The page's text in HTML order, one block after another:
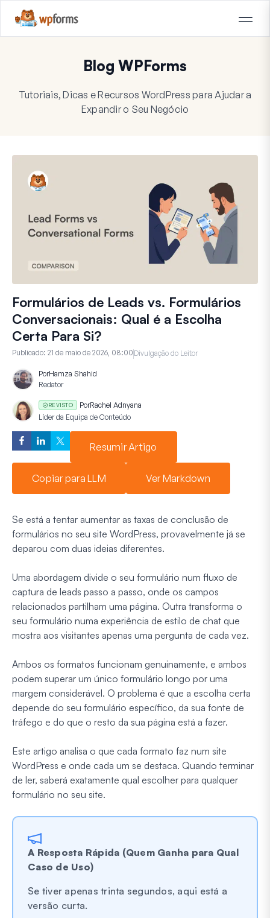
Blog WPForms
Tutoriais, Dicas e Recursos WordPress para Ajudar a
Expandir o Seu Negócio
Formulários de Leads vs. Formulários
Conversacionais: Qual é a Escolha
Certa Para Si?
Publicado: 21 de maio de 2026, 08:00 Divulgação do Leitor
PorHamza Shahid
Redator
REVISTO PorRachel Adnyana
Líder da Equipa de Conteúdo
Resumir Artigo
Copiar para LLM Ver Markdown
Se está a tentar aumentar as taxas de conclusão de
formulários no seu site WordPress, provavelmente já se
deparou com duas ideias diferentes.
Uma abordagem divide o seu formulário num fluxo de
captura de leads passo a passo, onde os campos
relacionados partilham uma página. Outra transforma o
seu formulário numa experiência de estilo de chat que
mostra aos visitantes apenas uma pergunta de cada vez.
Ambos os formatos funcionam genuinamente, e ambos
podem superar um único formulário longo por uma
margem considerável. O problema é que a escolha certa
depende do seu formulário específico, da sua fonte de
tráfego e do que o resto da sua página está a fazer.
Este artigo analisa o que cada formato faz num site
WordPress e onde cada um se destaca. Quando terminar
de ler, saberá exatamente qual escolher para qualquer
formulário no seu site.
A Resposta Rápida (Quem Ganha para Qual
Caso de Uso)
Se tiver apenas trinta segundos, aqui está a
versão curta.